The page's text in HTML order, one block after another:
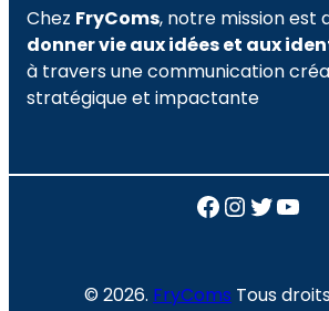
Chez FryComs, notre mission est
donner vie aux idées et aux
à travers une communication
stratégique et impactante
Facebook
Twitter
© 2026. FryComs Tous